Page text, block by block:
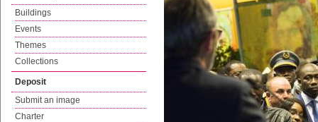
Buildings
Events
Themes
Collections
Deposit
Submit an image
Charter